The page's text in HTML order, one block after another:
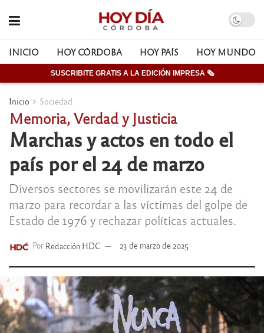
INICIO HOY CÓRDOBA HOY PAÍS HOY MUNDO
SUSCRIBITE GRATIS A LA EDICIÓN IMPRESA 🗞
Inicio Sociedad
Memoria, Verdad y Justicia
Marchas y actos en todo el
país por el 24 de marzo
Diversos sectores se movilizarán este 24 de
marzo para recordar a las víctimas del golpe de
Estado de 1976 y rechazar políticas actuales.
Por Redacción HDC 23 de marzo de 2025